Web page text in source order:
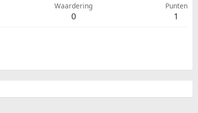
Waardering
0
Punten
1